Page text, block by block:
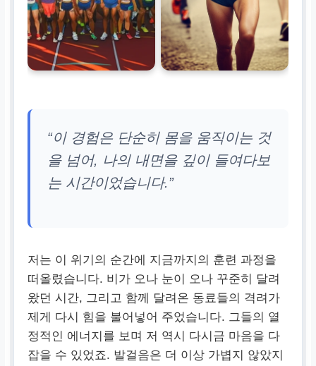
“이 경험은 단순히 몸을 움직이는 것
을 넘어, 나의 내면을 깊이 들여다보
는 시간이었습니다.”
저는 이 위기의 순간에 지금까지의 훈련 과정을
떠올렸습니다. 비가 오나 눈이 오나 꾸준히 달려
왔던 시간, 그리고 함께 달려온 동료들의 격려가
제게 다시 힘을 불어넣어 주었습니다. 그들의 열
정적인 에너지를 보며 저 역시 다시금 마음을 다
잡을 수 있었죠. 발걸음은 더 이상 가볍지 않았지